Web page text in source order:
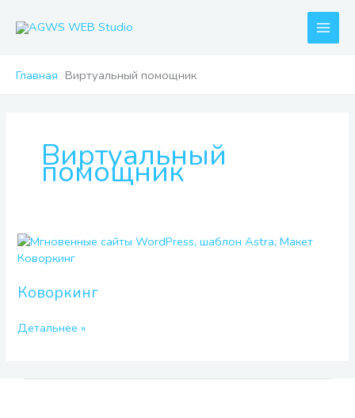
Главная Виртуальный помощник
Виртуальный
помощник
Коворкинг
Коворкинг
Детальнее »